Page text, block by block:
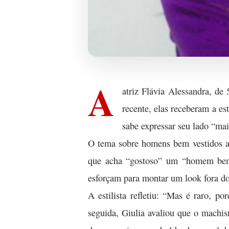
A
atriz Flávia Alessandra, de
recente, elas receberam a
sabe expressar seu lado
O tema sobre homens bem
que acha “gostoso” um “homem
esforçam para montar um look fora
A estilista refletiu: “Mas é raro,
seguida, Giulia avaliou que o